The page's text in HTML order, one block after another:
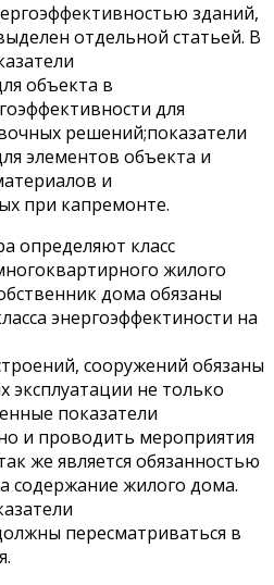
зданий,
отдельной статьей. В
объекта в
для
решений;показатели
элементов объекта и
и
при капремонте.
определяют класс
жилого
дома обязаны
энергоэффектиности на
сооружений обязаны
эксплуатации не только
показатели
и проводить мероприятия
же является обязанностью
содержание жилого дома.
пересматриваться в